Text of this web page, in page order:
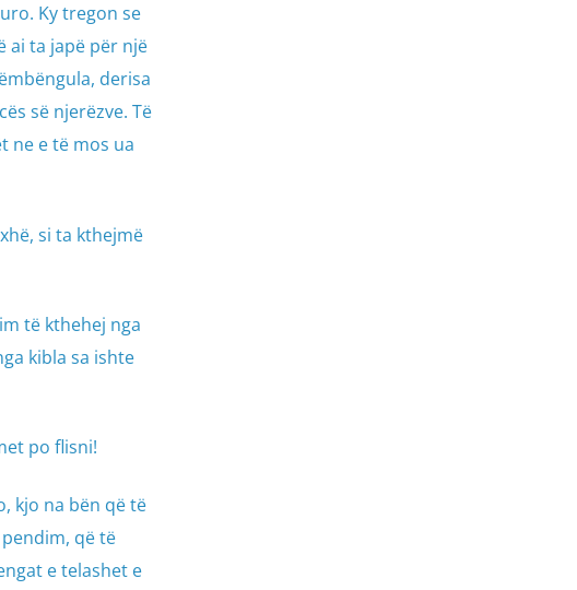
Ky tregon se
ai ta japë për një
derisa
së njerëzve. Të
ne e të mos ua
si ta kthejmë
të kthehej nga
kibla sa ishte
po flisni!
kjo na bën që të
që të
e telashet e